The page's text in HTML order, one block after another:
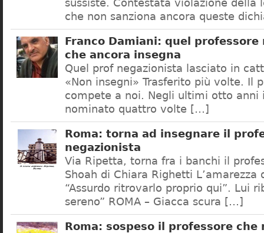
sussiste. Contestata violazione della
che non sanziona ancora queste
Franco Damiani: quel professore
che ancora insegna
Quel prof negazionista lasciato in
«Non insegni» Trasferito più volte. Il
compete a noi. Negli ultimi otto anni
nominato quattro volte […]
Roma: torna ad insegnare il
negazionista
Via Ripetta, torna fra i banchi il
Shoah di Chiara Righetti L’amarezza
“Assurdo ritrovarlo proprio qui”. Lui
sereno” ROMA – Giacca scura […]
Roma: sospeso il professore che